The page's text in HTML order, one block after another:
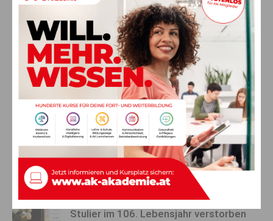
https://shop.oelzgrafik.at/visualkunst-gerold-oelz
Vorheriger Artikel
Gelungene Premiere beim
Mahringerhaus: Wertschacher
Pensionisten feierten
stimmungsvolles Grillfest
Nächster Artikel
Pkw prallt auf Motorrad –
Lenker ohne Führerschein
angezeigt
Ein langes Leben ging zu Ende: Anna
Stulier im 106. Lebensjahr verstorben